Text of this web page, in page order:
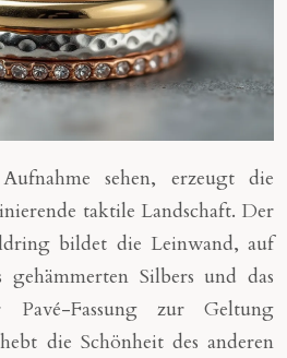
sehen, erzeugt die
taktile Landschaft. Der
bildet die Leinwand, auf
Silbers und das
Fassung zur Geltung
die Schönheit des anderen